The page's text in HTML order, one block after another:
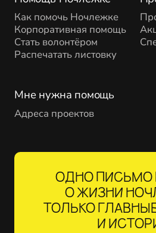
Как помочь Ночлежке
Корпоративная помощь
Стать волонтёром
Распечатать листовку
Мне нужна помощь
Адреса проектов
ОДНО ПИСЬМО
О ЖИЗНИ
ТОЛЬКО
И